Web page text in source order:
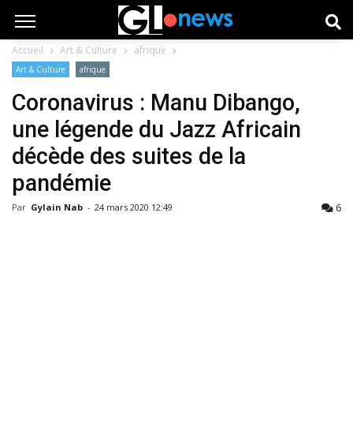
Accueil Art & Culture afrique
Art & Culture afrique
Coronavirus : Manu Dibango,
une légende du Jazz Africain
décède des suites de la
pandémie
Par Gylain Nab - 24 mars 2020 12:49 6